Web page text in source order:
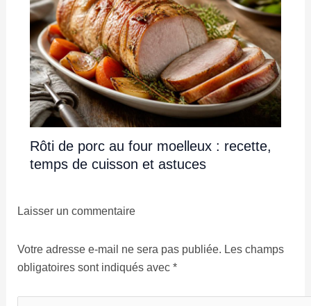
Rôti de porc au four moelleux : recette,
temps de cuisson et astuces
Laisser un commentaire
Votre adresse e-mail ne sera pas publiée. Les champs
obligatoires sont indiqués avec *